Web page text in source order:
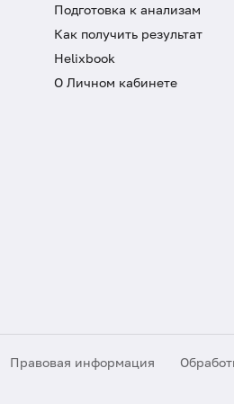
Подготовка к анализам
Как получить результат
Helixbook
О Личном кабинете
Правовая информация